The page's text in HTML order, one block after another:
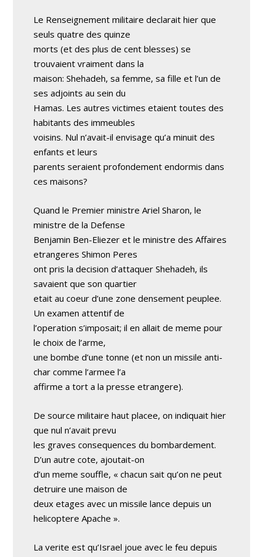
Le Renseignement militaire declarait hier que
seuls quatre des quinze
morts (et des plus de cent blesses) se
trouvaient vraiment dans la
maison: Shehadeh, sa femme, sa fille et l’un de
ses adjoints au sein du
Hamas. Les autres victimes etaient toutes des
habitants des immeubles
voisins. Nul n’avait-il envisage qu’a minuit des
enfants et leurs
parents seraient profondement endormis dans
ces maisons?
Quand le Premier ministre Ariel Sharon, le
ministre de la Defense
Benjamin Ben-Eliezer et le ministre des Affaires
etrangeres Shimon Peres
ont pris la decision d’attaquer Shehadeh, ils
savaient que son quartier
etait au coeur d’une zone densement peuplee.
Un examen attentif de
l’operation s’imposait; il en allait de meme pour
le choix de l’arme,
une bombe d’une tonne (et non un missile anti-
char comme l’armee l’a
affirme a tort a la presse etrangere).
De source militaire haut placee, on indiquait hier
que nul n’avait prevu
les graves consequences du bombardement.
D’un autre cote, ajoutait-on
d’un meme souffle, « chacun sait qu’on ne peut
detruire une maison de
deux etages avec un missile lance depuis un
helicoptere Apache ».
La verite est qu’Israel joue avec le feu depuis